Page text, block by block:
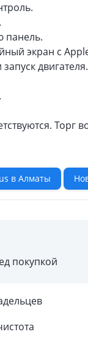
панель.
экран с
двигателя.
Торг
в Алматы
покупкой